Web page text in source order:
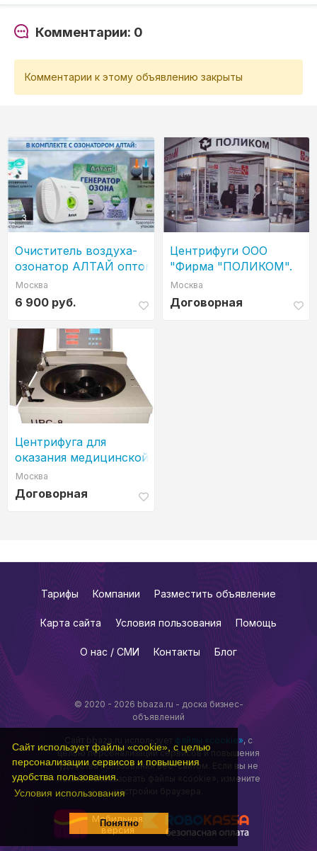
Сайт использует файлы «cookie», с целью
персонализации сервисов и повышения
удобства пользования.
Условия использования
Понятно
Комментарии: 0
Комментарии к этому объявлению закрыты
3
Очиститель воздуха-
озонатор АЛТАЙ оптом
и в розницу от
производителя.
Москва
6 900 руб.
Центрифуги ООО
"Фирма "ПОЛИКОМ".
На рынке 35 лет
Москва
Договорная
Центрифуга для
оказания медицинской
помощи населелению
Москва
Договорная
© 2020 - 2026 bbaza.ru - доска бизнес-
объявлений
Сайт bbaza.ru использует файлы «cookie», с
целью персонализации сервисов и повышения
удобства пользования веб-сайтом. Если вы не
хотите использовать файлы «cookie», измените
настройки браузера.
Мобильная
версия
Тарифы Компании Разместить объявление
Карта сайта Условия пользования Помощь
О нас / СМИ Контакты Блог